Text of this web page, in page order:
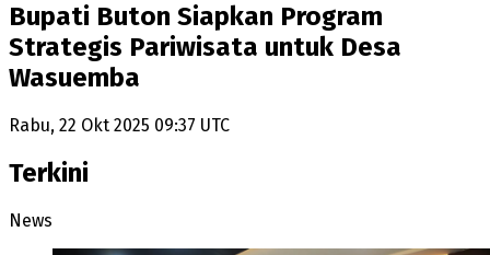
Bupati Buton Siapkan Program
Strategis Pariwisata untuk Desa
Wasuemba
Rabu, 22 Okt 2025 09:37 UTC
Terkini
News